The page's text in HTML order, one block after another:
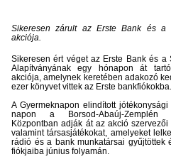
Sikeresen zárult az Erste Bank és a
akciója.
Sikeresen ért véget az Erste Bank és a
Alapítványának egy hónapon át
akciója, amelynek keretében adakozó
ezer könyvet vittek az Erste bankfiókokba.
A Gyermeknapon elindított
napon a Borsod-Abaúj-Zemplén
Központban adják át az akció
valamint társasjátékokat, amelyeket
rádió és a bank munkatársai gyűjtöttek
fiókjaiba június folyamán.